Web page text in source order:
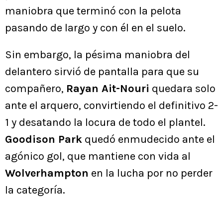
maniobra que terminó con la pelota
pasando de largo y con él en el suelo.
Sin embargo, la pésima maniobra del
delantero sirvió de pantalla para que su
compañero, Rayan Ait-Nouri quedara solo
ante el arquero, convirtiendo el definitivo 2-
1 y desatando la locura de todo el plantel.
Goodison Park quedó enmudecido ante el
agónico gol, que mantiene con vida al
Wolverhampton en la lucha por no perder
la categoría.